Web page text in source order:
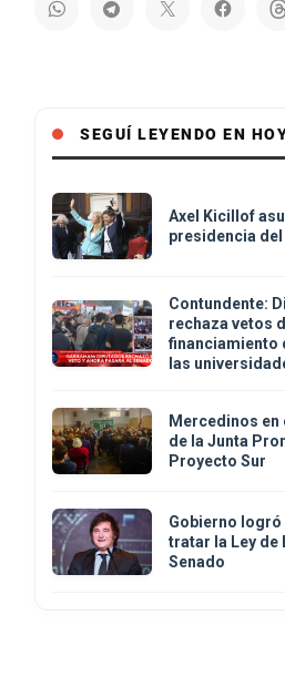
SEGUÍ LEYENDO EN
Axel Kicillof
presidencia
Contundente:
rechaza vetos
financiamiento
las
Mercedinos en
de la Junta
Proyecto Sur
Gobierno
tratar la Ley de
Senado